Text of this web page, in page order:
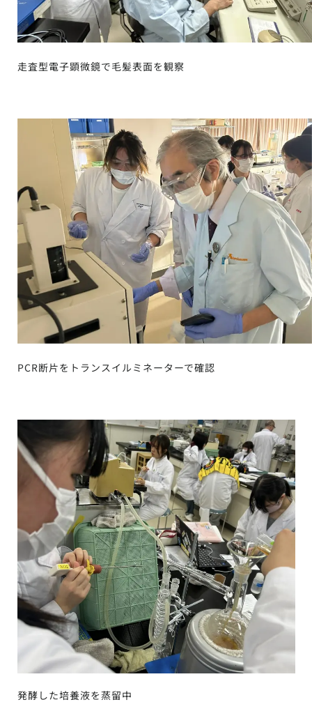
走査型電子顕微鏡で毛髪表面を観察
PCR断片をトランスイルミネーターで確認
発酵した培養液を蒸留中